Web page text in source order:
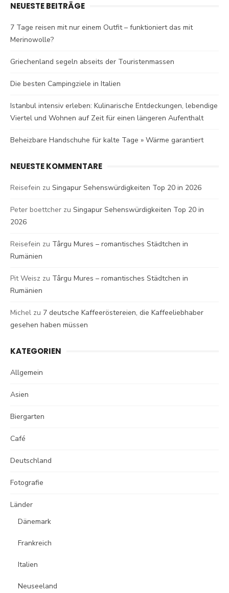
NEUESTE BEITRÄGE
7 Tage reisen mit nur einem Outfit – funktioniert das mit
Merinowolle?
Griechenland segeln abseits der Touristenmassen
Die besten Campingziele in Italien
Istanbul intensiv erleben: Kulinarische Entdeckungen, lebendige
Viertel und Wohnen auf Zeit für einen längeren Aufenthalt
Beheizbare Handschuhe für kalte Tage » Wärme garantiert
NEUESTE KOMMENTARE
Reisefein zu Singapur Sehenswürdigkeiten Top 20 in 2026
Peter boettcher zu Singapur Sehenswürdigkeiten Top 20 in
2026
Reisefein zu Târgu Mures – romantisches Städtchen in
Rumänien
Pit Weisz zu Târgu Mures – romantisches Städtchen in
Rumänien
Michel zu 7 deutsche Kaffeeröstereien, die Kaffeeliebhaber
gesehen haben müssen
KATEGORIEN
Allgemein
Asien
Biergarten
Café
Deutschland
Fotografie
Länder
Dänemark
Frankreich
Italien
Neuseeland